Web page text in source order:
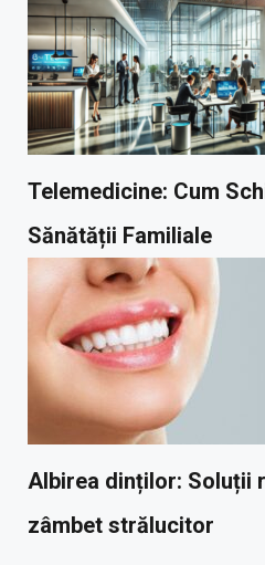
Telemedicine: Cum
Sănătății Familiale
Albirea dinților: Soluții
zâmbet strălucitor